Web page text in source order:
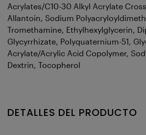
Acrylates/C10-30 Alkyl Acrylate
Allantoin, Sodium
Tromethamine, Ethylhexylglycerin,
Glycyrrhizate, Polyquaternium-51,
Acrylate/Acrylic Acid Copolymer,
Dextrin, Tocopherol
DETALLES DEL PRODUCTO